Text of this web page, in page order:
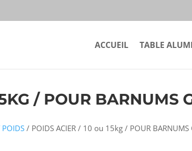
ACCUEIL TABLE
/ POUR BARNUMS
POIDS / POIDS ACIER / 10 ou 15kg / POUR